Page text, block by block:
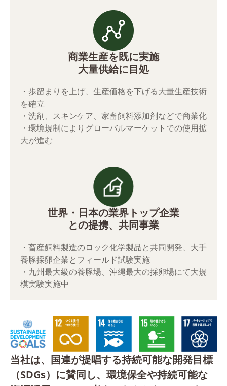
商業生産を既に実施
大量供給に目処
・歩留まりを上げ、生産価格を下げる大量生産技術
を確立
・洗剤、スキンケア、家畜飼料添加剤などで商業化
・環境規制によりグローバルマーケットでの使用拡
大が進む
世界・日本の業界トップ企業
との提携、共同事業
・畜産飼料製造のロック化学製品と共同開発、大手
養豚採卵企業とフィールド試験実施
・九州最大級の養豚場、沖縄最大の採卵場にて大規
模実験実施中
当社は、国連が提唱する持続可能な開発目標
（SDGs）に賛同し、環境保全や持続可能な